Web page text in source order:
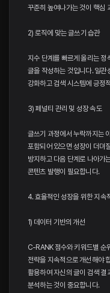
꾸준히 높여나가는 것이 핵심
2) 로직에 맞는 글쓰기 습관
지수 단계를 빠르게 올리는
글을 작성하는 것입니다. 일관
강화하고 검색 시스템에 긍정
3) 페널티 관리 및 성장 속도
글쓰기 과정에서 누락까지는
포함되어 있으면 성장이 더뎌
방지하고 다음 단계로 나아가
콘텐츠 발행이 필요합니다.
4. 효율적인 성장을 위한 지속
1) 데이터 기반의 개선
C-RANK 점수와 키워드별 순
전략을 지속적으로 개선해야
활용하여 자신의 글이 검색
분석하는 것이 중요합니다.